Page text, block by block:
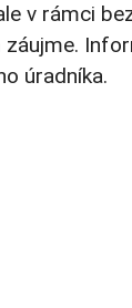
v rámci
úradníka.